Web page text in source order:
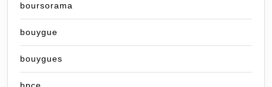
boursorama
bouygue
bouygues